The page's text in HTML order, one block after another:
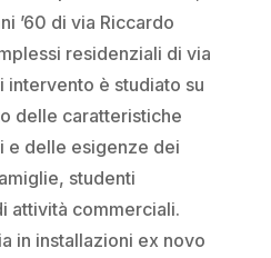
’60 di via Riccardo
residenziali di via
intervento è studiato su
delle caratteristiche
e delle esigenze dei
studenti
attività commerciali.
in installazioni ex novo